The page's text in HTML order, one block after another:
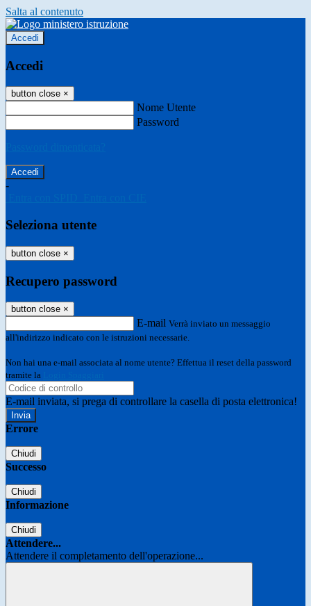
Salta al contenuto
Accedi
Accedi
button close ×
Nome Utente
Password
-
Seleziona utente
button close ×
Recupero password
button close ×
E-mail Verrà inviato un messaggio
all'indirizzo indicato con le istruzioni necessarie.
Non hai una e-mail associata al nome utente? Effettua il reset della password
tramite la
E-mail inviata, si prega di controllare la casella di posta elettronica!
Errore
Chiudi
Successo
Chiudi
Informazione
Chiudi
Attendere...
Attendere il completamento dell'operazione...